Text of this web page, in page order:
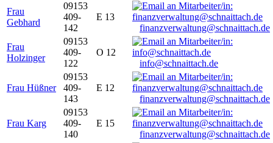
Frau
Gebhard
09153
409-
142
E 13
finanzverwaltung@schnaittach.de
Frau
Holzinger
09153
409-
122
O 12
info@schnaittach.de
Frau Hüßner
09153
409-
143
E 12
finanzverwaltung@schnaittach.de
Frau Karg
09153
409-
140
E 15
finanzverwaltung@schnaittach.de